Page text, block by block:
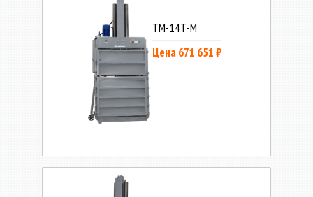
ТМ-14Т-М
Цена 671 651 ₽